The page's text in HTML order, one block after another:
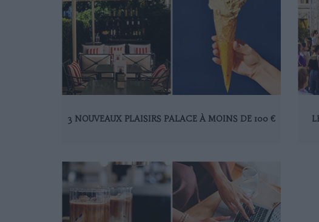
3 NOUVEAUX PLAISIRS PALACE À MOINS DE 100 €